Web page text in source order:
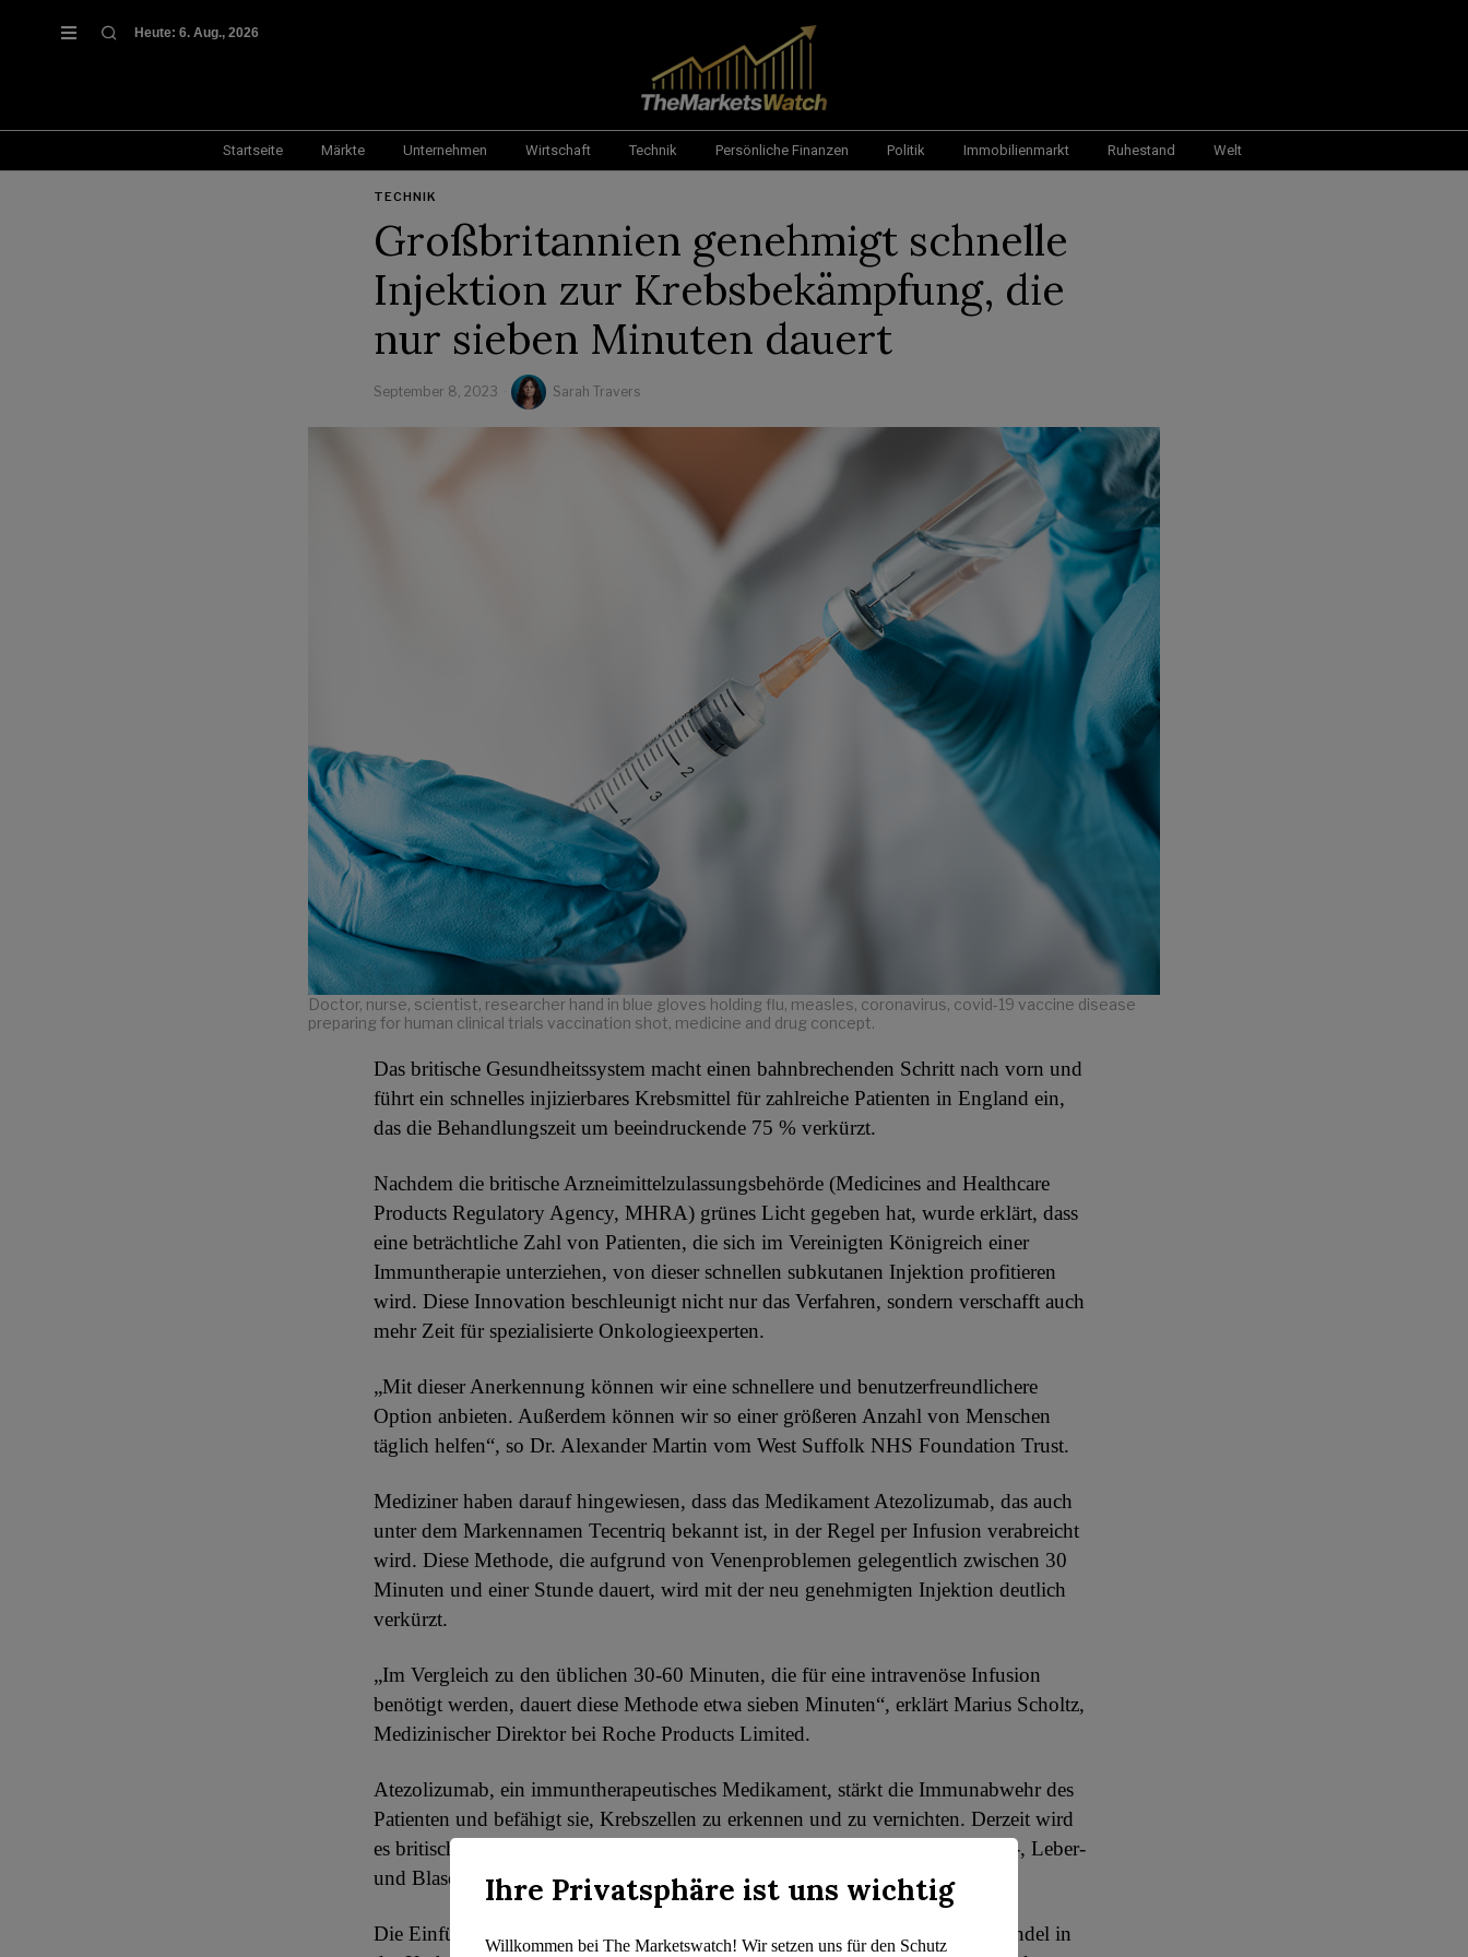
Heute: 6. Aug., 2026
Startseite Märkte Unternehmen Wirtschaft Technik Persönliche Finanzen Politik Immobilienmarkt Ruhestand Welt
TECHNIK
Großbritannien genehmigt schnelle
Injektion zur Krebsbekämpfung, die
nur sieben Minuten dauert
September 8, 2023 Sarah Travers
Doctor, nurse, scientist, researcher hand in blue gloves holding flu, measles, coronavirus, covid-19 vaccine disease
preparing for human clinical trials vaccination shot, medicine and drug concept.
Das britische Gesundheitssystem macht einen bahnbrechenden Schritt nach vorn und
führt ein schnelles injizierbares Krebsmittel für zahlreiche Patienten in England ein,
das die Behandlungszeit um beeindruckende 75 % verkürzt.
Nachdem die britische Arzneimittelzulassungsbehörde (Medicines and Healthcare
Products Regulatory Agency, MHRA) grünes Licht gegeben hat, wurde erklärt, dass
eine beträchtliche Zahl von Patienten, die sich im Vereinigten Königreich einer
Immuntherapie unterziehen, von dieser schnellen subkutanen Injektion profitieren
wird. Diese Innovation beschleunigt nicht nur das Verfahren, sondern verschafft auch
mehr Zeit für spezialisierte Onkologieexperten.
„Mit dieser Anerkennung können wir eine schnellere und benutzerfreundlichere
Option anbieten. Außerdem können wir so einer größeren Anzahl von Menschen
täglich helfen“, so Dr. Alexander Martin vom West Suffolk NHS Foundation Trust.
Mediziner haben darauf hingewiesen, dass das Medikament Atezolizumab, das auch
unter dem Markennamen Tecentriq bekannt ist, in der Regel per Infusion verabreicht
wird. Diese Methode, die aufgrund von Venenproblemen gelegentlich zwischen 30
Minuten und einer Stunde dauert, wird mit der neu genehmigten Injektion deutlich
verkürzt.
„Im Vergleich zu den üblichen 30-60 Minuten, die für eine intravenöse Infusion
benötigt werden, dauert diese Methode etwa sieben Minuten“, erklärt Marius Scholtz,
Medizinischer Direktor bei Roche Products Limited.
Atezolizumab, ein immuntherapeutisches Medikament, stärkt die Immunabwehr des
Patienten und befähigt sie, Krebszellen zu erkennen und zu vernichten. Derzeit wird
es britischen Patienten, die mit verschiedenen Krebsarten wie Lungen-, Brust-, Leber-
und Blasenkrebs zu kämpfen haben, per Transfusion verabreicht.
Die Einführung dieser schnellen Injektion bedeutet einen entscheidenden Wandel in
Ihre Privatsphäre ist uns wichtig
Willkommen bei The Marketswatch! Wir setzen uns für den Schutz